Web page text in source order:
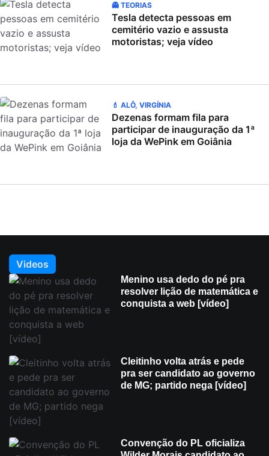
👻 TEORIAS
Tesla detecta pessoas em
cemitério vazio e assusta
motoristas; veja vídeo
💄 ALÔ, VIRGÍNIA
Dezenas formam fila para
participar de inauguração da 1ª
loja da WePink em Goiânia
Videos
Menino usa dedo do pé pra
resolver lição de matemática e
conquista a web [vídeo]
Cleitinho volta atrás e pede
pra ser candidato ao governo
de MG; partido nega [vídeo]
Convenção do PL oficializa